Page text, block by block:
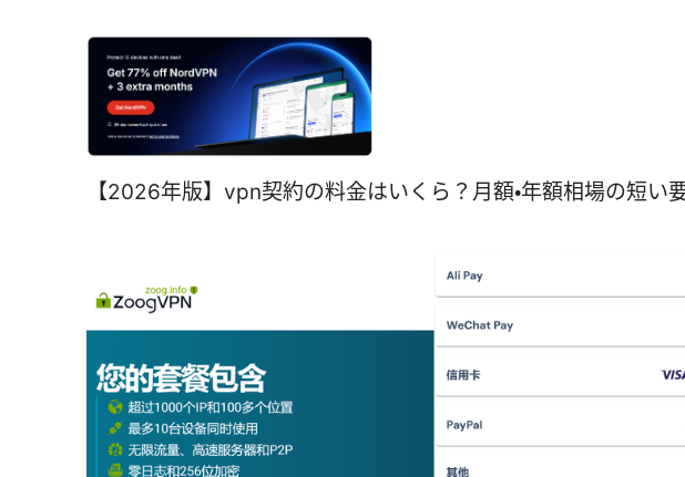
【2026年版】vpn契約の料金はいくら？月額・年額相場の短い